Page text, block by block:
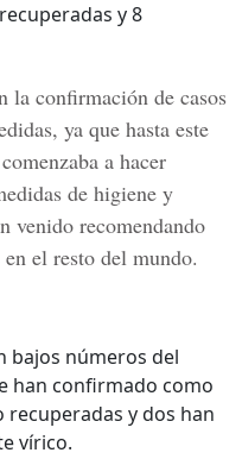
y 8
la confirmación de casos
ya que hasta este
a hacer
de higiene y
venido recomendando
en el resto del mundo.
bajos números del
han confirmado como
recuperadas y dos han
vírico.